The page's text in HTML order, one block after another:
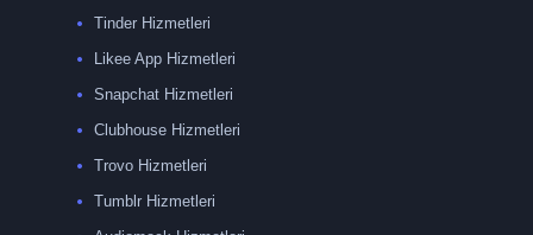
Tinder Hizmetleri
Likee App Hizmetleri
Snapchat Hizmetleri
Clubhouse Hizmetleri
Trovo Hizmetleri
Tumblr Hizmetleri